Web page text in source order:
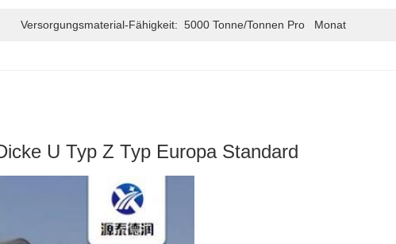
Versorgungsmaterial-Fähigkeit: 5000 Tonne/Tonnen Pro   Monat
U Typ Z Typ Europa Standard